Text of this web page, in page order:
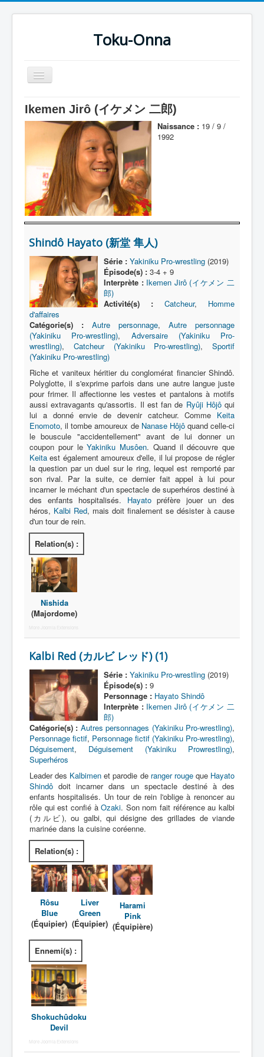
Toku-Onna
Basculer
la
Accueil
Toku-Actrices
Toku-Critiques
Séries
Films
COSAA
Dessins
Artiste Asperger
Lexique
Série
Acteur
Équipe
Personnage
Transformation
Équipement
Mecha
Objet
Lieu
Épisode
Référence
Fanservice
B
C
D
F
G
H
I
J
K
M
N
O
P
Q
R
U
V
W
X
Z
Ikemen Jirô (イケメン 二郎)
Naissance : 19 / 9 /
1992
Shindô Hayato (新堂 隼人)
Série : Yakiniku Pro-wrestling(2019)
Épisode(s) :3-4 + 9
Interprète : Ikemen Jirô (イケメン 二
郎)
Activité(s) :
Catcheur, Homme
d'affaires
Catégorie(s) :
Autre personnage, Autre personnage
(Yakiniku Pro-wrestling), Adversaire (Yakiniku Pro-
wrestling), Catcheur (Yakiniku Pro-wrestling), Sportif
(Yakiniku Pro-wrestling)
Riche et vaniteux héritier du conglomérat financier Shindô.
Polyglotte, il s'exprime parfois dans une autre langue juste
pour frimer. Il affectionne les vestes et pantalons à motifs
aussi extravagants qu'assortis. Il est fan de Ryûji Hôjôqui
lui a donné envie de devenir catcheur. Comme Keita
Enomoto, il tombe amoureux de Nanase Hôjôquand celle-ci
le bouscule "accidentellement" avant de lui donner un
coupon pour leYakiniku Musôen. Quand il découvre que
Keita est également amoureux d'elle, il lui propose de régler
la question par un duel sur le ring, lequel est remporté par
son rival. Par la suite, ce dernier fait appel à lui pour
incarner le méchant d'un spectacle de superhéros destiné à
des enfants hospitalisés. Hayatopréfère jouer un des
héros, Kalbi Red, mais doit finalement se désister à cause
d'un tour de rein.
Relation(s) :
Nishida
(Majordome)
More Joomla Extensions
Kalbi Red (カルビ レッド) (1)
Série : Yakiniku Pro-wrestling(2019)
Épisode(s) :9
Personnage : Hayato Shindô
Interprète : Ikemen Jirô (イケメン 二
郎)
Catégorie(s) : Autres personnages (Yakiniku Pro-wrestling),
Personnage fictif, Personnage fictif (Yakiniku Pro-wrestling),
Déguisement, Déguisement (Yakiniku Prowrestling),
Superhéros
Leader des Kalbimen et parodie de ranger rougeque Hayato
Shindô doit incarner dans un spectacle destiné à des
enfants hospitalisés. Un tour de rein l'oblige à renoncer au
rôle qui est confié àOzaki. Son nom fait référence au kalbi
(カルビ), ou galbi, qui désigne des grillades de viande
marinée dans la cuisine coréenne.
Relation(s) :
Rôsu
Blue
(Équipier)
Liver
Green
(Équipier)
Harami
Pink
(Équipière)
Ennemi(s) :
Shokuchûdoku
Devil
More Joomla Extensions